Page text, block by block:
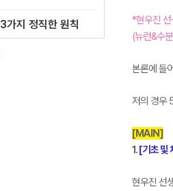
3가지 정직한 원칙
*현우진 선
(뉴런&수
본론에 들
저의 경우
[MAIN]
1.[기초 및
현우진 선